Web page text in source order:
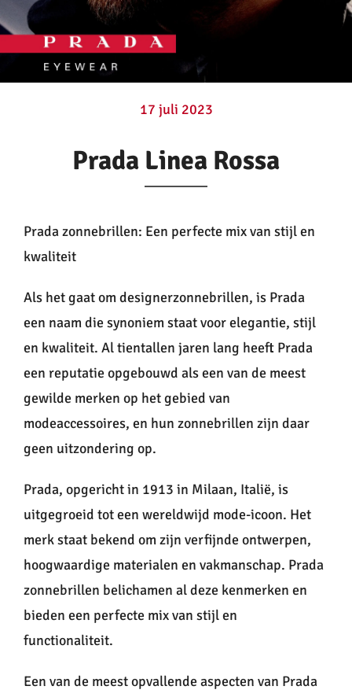
Contactlenzen
Oogzorg
17 juli 2023
Prada Linea Rossa
Prada zonnebrillen: Een perfecte mix van stijl en
kwaliteit
Als het gaat om designerzonnebrillen, is Prada
een naam die synoniem staat voor elegantie, stijl
en kwaliteit. Al tientallen jaren lang heeft Prada
een reputatie opgebouwd als een van de meest
gewilde merken op het gebied van
modeaccessoires, en hun zonnebrillen zijn daar
geen uitzondering op.
Prada, opgericht in 1913 in Milaan, Italië, is
uitgegroeid tot een wereldwijd mode-icoon. Het
merk staat bekend om zijn verfijnde ontwerpen,
hoogwaardige materialen en vakmanschap. Prada
zonnebrillen belichamen al deze kenmerken en
bieden een perfecte mix van stijl en
functionaliteit.
Een van de meest opvallende aspecten van Prada